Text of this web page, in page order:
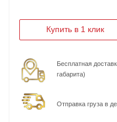
Купить в 1 клик
Бесплатная
габарита)
Отправка груза в